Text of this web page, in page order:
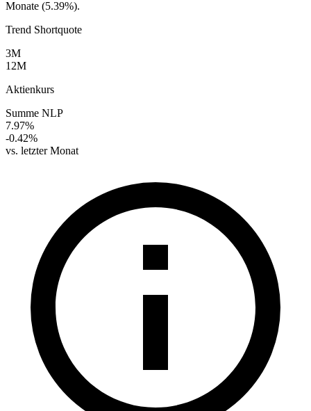
Monate (5.39%).
Trend Shortquote
3M
12M
Aktienkurs
Summe NLP
7.97%
-0.42%
vs. letzter Monat